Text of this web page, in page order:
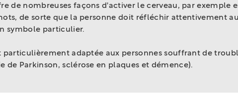
de nombreuses façons d'activer le cerveau, par exemple
de sorte que la personne doit réfléchir attentivement
symbole particulier.
adaptée aux personnes souffrant de
de Parkinson, sclérose en plaques et démence).